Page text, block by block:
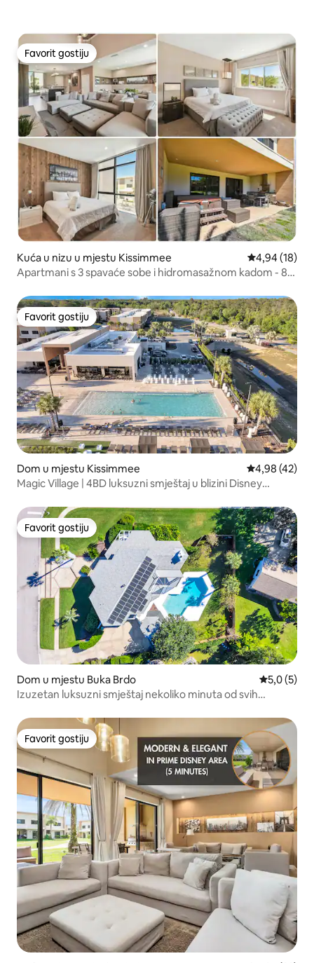
Favorit gostiju
Favorit gostiju
Kuća u nizu u mjestu Kissimmee Prosječna
4,94 (18)
Apartmani s 3 spavaće sobe i hidromasažnom kadom - 8
Favorit gostiju
Favorit gostiju
Dom u mjestu Kissimmee Prosječna
4,98 (42)
Magic Village | 4BD luksuzni smještaj u blizini Disney
Favorit gostiju
Favorit gostiju
Dom u mjestu Buka Brdo Prosječna
5,0 (5)
Izuzetan luksuzni smještaj nekoliko minuta od svih
Favorit gostiju
Favorit gostiju